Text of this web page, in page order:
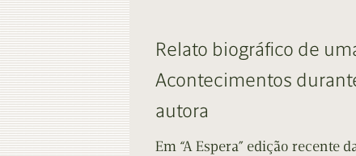
Relato biográfico de
Acontecimentos
autora
Em “A Espera” edição recente